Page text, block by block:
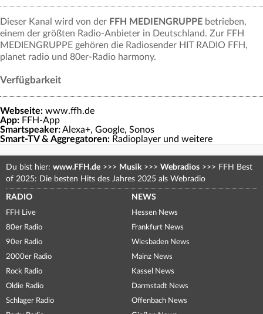
Dieser Kanal wird von der FFH MEDIENGRUPPE betrieben,
einem der größten Radio-Anbieter in Deutschland. Zur FFH
MEDIENGRUPPE gehören die Radiosender HIT RADIO FFH,
planet radio und 80er-Radio harmony.
Verfügbarkeit
Webseite: www.ffh.de
App: FFH-App
Smartspeaker:Alexa+, Google, Sonos
Smart-TV & Aggregatoren: Radioplayer und weitere
Du bist hier: www.FFH.de >>> Musik >>> Webradios >>> FFH Best
of 2025: Die besten Hits des Jahres 2025 als Webradio
RADIO
FFH Live
80er Radio
90er Radio
2000er Radio
Rock Radio
Oldie Radio
Schlager Radio
NEWS
Hessen News
Frankfurt News
Wiesbaden News
Mainz News
Kassel News
Darmstadt News
Offenbach News